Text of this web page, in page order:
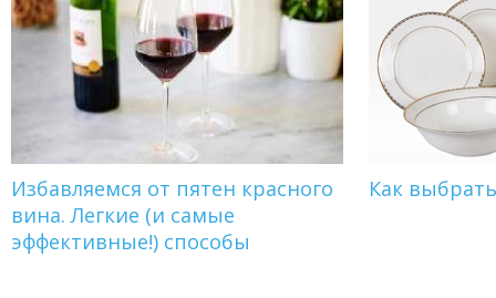
Избавляемся от пятен красного
вина. Легкие (и самые
эффективные!) способы
Как